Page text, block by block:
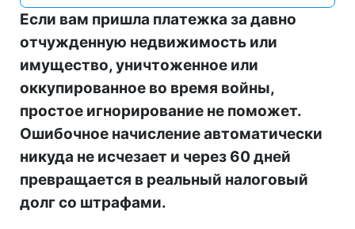
Если вам пришла платежка за давно
отчужденную недвижимость или
имущество, уничтоженное или
оккупированное во время войны,
простое игнорирование не поможет.
Ошибочное начисление автоматически
никуда не исчезает и через 60 дней
превращается в реальный налоговый
долг со штрафами.